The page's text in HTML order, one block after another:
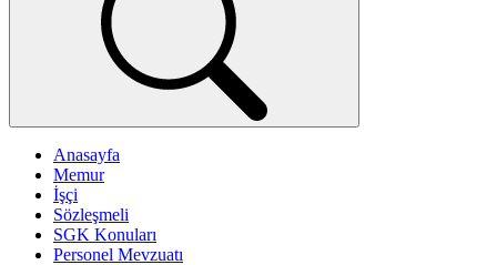
Anasayfa
Memur
İşçi
Sözleşmeli
SGK Konuları
Personel Mevzuatı